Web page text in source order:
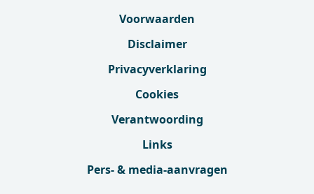
Voorwaarden
Disclaimer
Privacyverklaring
Cookies
Verantwoording
Links
Pers- & media-aanvragen